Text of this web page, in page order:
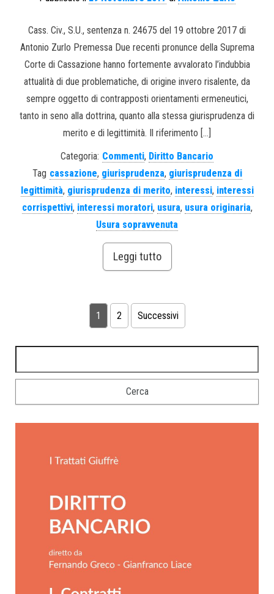
Cass. Civ., S.U., sentenza n. 24675 del 19 ottobre 2017 di
Antonio Zurlo Premessa Due recenti pronunce della Suprema
Corte di Cassazione hanno fortemente avvalorato l’indubbia
attualità di due problematiche, di origine invero risalente, da
sempre oggetto di contrapposti orientamenti ermeneutici,
tanto in seno alla dottrina, quanto alla stessa giurisprudenza di
merito e di legittimità. Il riferimento […]
Categoria: Commenti, Diritto Bancario
Tag cassazione, giurisprudenza, giurisprudenza di
legittimità, giurisprudenza di merito, interessi, interessi
corrispettivi, interessi moratori, usura, usura originaria,
Usura sopravvenuta
Leggi tutto
1 2 Successivi